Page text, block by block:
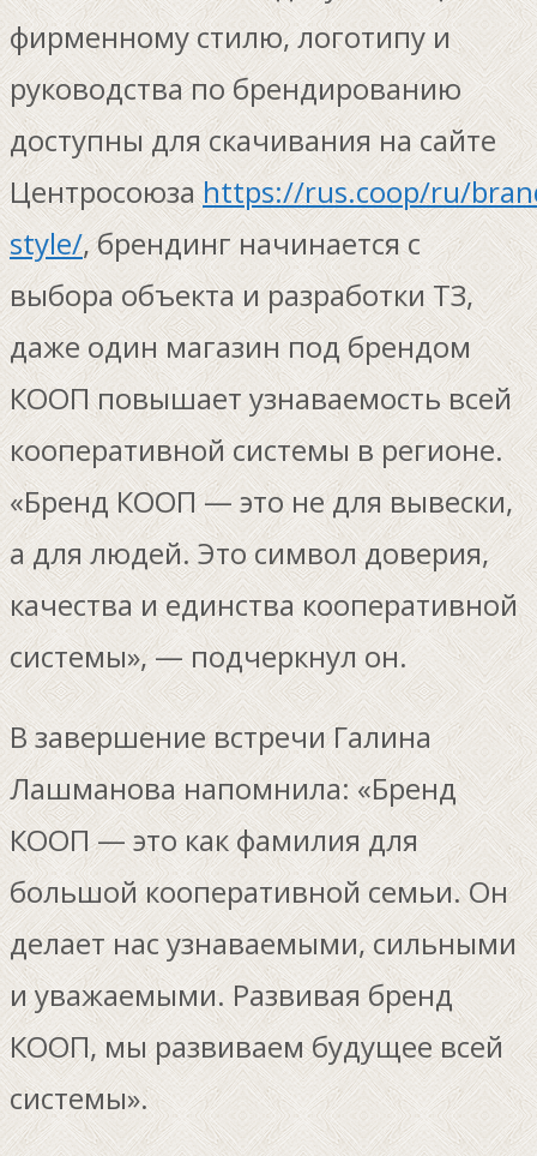
фирменному стилю, логотипу и
руководства по брендированию
доступны для скачивания на сайте
Центросоюзаhttps://rus.coop/ru/
style/, брендинг начинается с
выбора объекта и разработки ТЗ,
даже один магазин под брендом
КООП повышает узнаваемость всей
кооперативной системы в регионе.
«Бренд КООП — это не для вывески,
а для людей. Это символ доверия,
качества и единства кооперативной
системы», — подчеркнул он.
В завершение встречи Галина
Лашманова напомнила: «Бренд
КООП — это как фамилия для
большой кооперативной семьи. Он
делает нас узнаваемыми, сильными
и уважаемыми. Развивая бренд
КООП, мы развиваем будущее всей
системы».